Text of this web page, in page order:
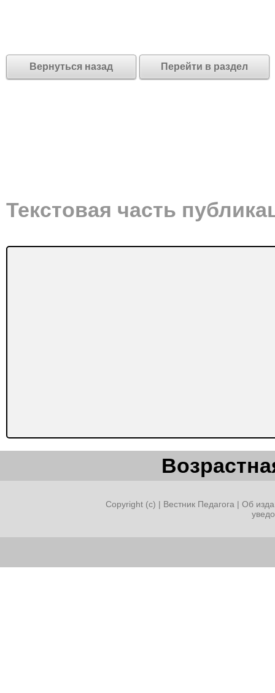
Вернуться назад Перейти в раздел
Текстовая часть
Copyright (c) | Вестник Педагога | Об